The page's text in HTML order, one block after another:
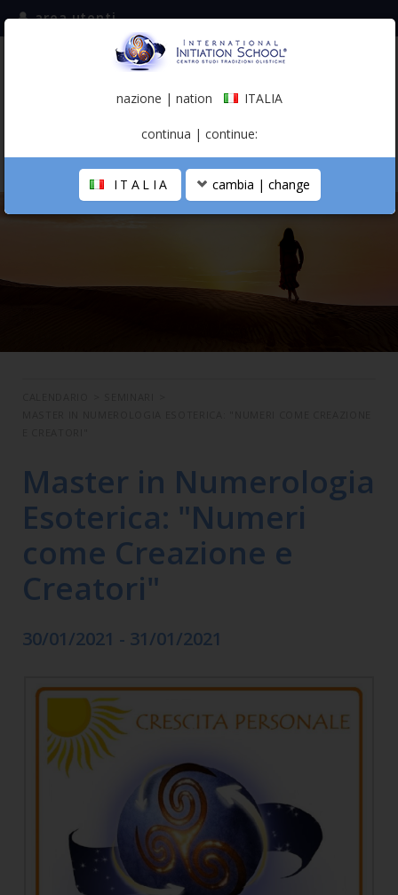
iscriviti alla mailing list
(italiano)
area utenti
LA SCUOLA
Master in Numerologia
Esoterica: "Numeri
come Creazione e
Creatori"
30/01/2021 - 31/01/2021
nazione | nation ITALIA
continua | continue:
ITALIA cambia | change